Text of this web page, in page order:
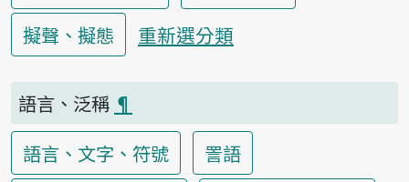
擬聲、擬態
重新選分類
語言、泛稱 ¶
語言、文字、符號
詈語